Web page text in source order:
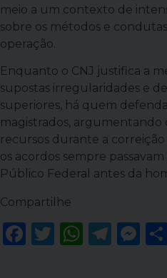
meio a um contexto de
sobre os métodos e
operação.
Enquanto o CNJ justifica a
supostas irregularidades e
superiores, há quem
magistrados, argumentando
recursos durante a correição
os acordos sempre
Público Federal antes da
Compartilhe
Facebook
Twitter